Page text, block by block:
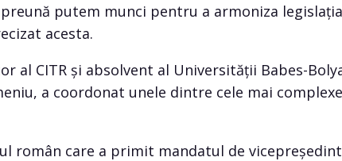
putem munci pentru a armoniza
acesta.
al CITR și absolvent al Universității Babes-
a coordonat unele dintre cele mai
român care a primit mandatul de